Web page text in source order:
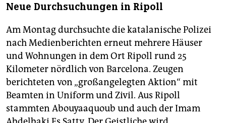
Neue Durchsuchungen in Ripoll
Am Montag durchsuchte die katalanische Polizei
nach Medienberichten erneut mehrere Häuser
und Wohnungen in dem Ort Ripoll rund 25
Kilometer nördlich von Barcelona. Zeugen
berichteten von „großangelegten Aktion“ mit
Beamten in Uniform und Zivil. Aus Ripoll
stammten Abouyaaquoub und auch der Imam